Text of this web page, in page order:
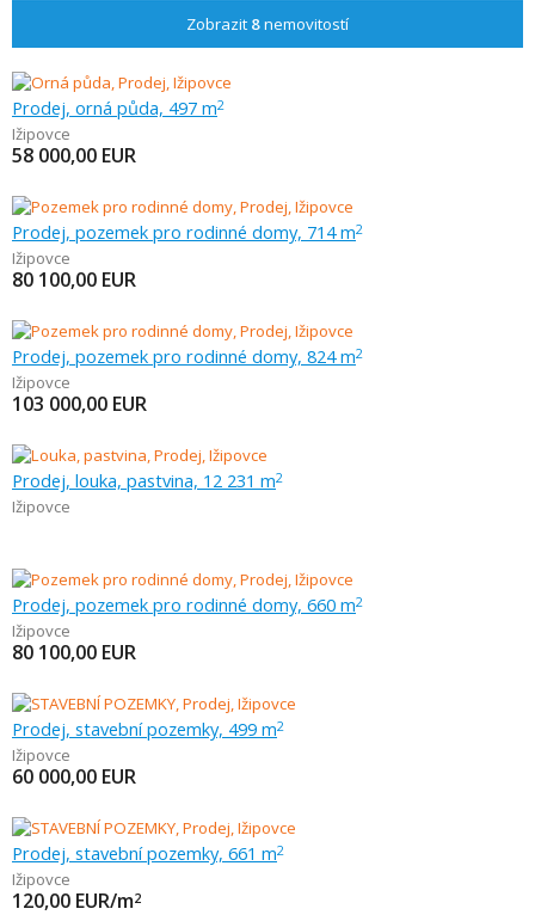
Zobrazit 8nemovitostí
Prodej, orná půda, 497 m2
Ižipovce
58 000,00 EUR
Prodej, pozemek pro rodinné domy, 714 m2
Ižipovce
80 100,00 EUR
Prodej, pozemek pro rodinné domy, 824 m2
Ižipovce
103 000,00 EUR
Prodej, louka, pastvina, 12 231 m2
Ižipovce
Prodej, pozemek pro rodinné domy, 660 m2
Ižipovce
80 100,00 EUR
Prodej, stavební pozemky, 499 m2
Ižipovce
60 000,00 EUR
Prodej, stavební pozemky, 661 m2
Ižipovce
120,00 EUR/m2